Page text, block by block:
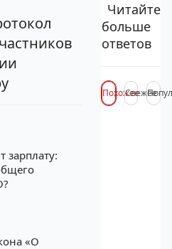
«О
Читайте
больше
ответов
ПохожееСвежее